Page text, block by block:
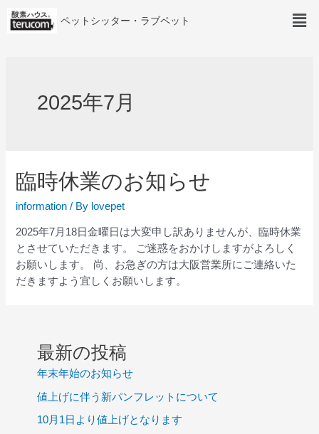
ペットシッター・ラブペット
2025年7月
臨時休業のお知らせ
information / By lovepet
2025年7月18日金曜日は大変申し訳ありませんが、臨時休業
とさせていただきます。 ご迷惑をおかけしますがよろしく
お願いします。 尚、お急ぎの方は大阪営業所にご連絡いた
だきますよう宜しくお願いします。
最新の投稿
年末年始のお知らせ
値上げに伴う新パンフレットについて
10月1日より値上げとなります